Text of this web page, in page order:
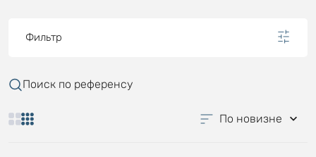
Фильтр
Поиск по референсу
По новизне